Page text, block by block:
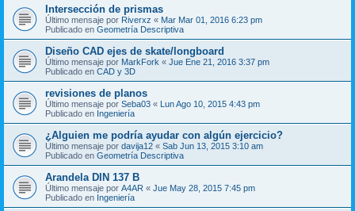
Intersección de prismas
Último mensaje por Riverxz « Mar Mar 01, 2016 6:23 pm
Publicado en Geometría Descriptiva
Diseño CAD ejes de skate/longboard
Último mensaje por MarkFork « Jue Ene 21, 2016 3:37 pm
Publicado en CAD y 3D
revisiones de planos
Último mensaje por Seba03 « Lun Ago 10, 2015 4:43 pm
Publicado en Ingeniería
¿Alguien me podría ayudar con algún ejercicio?
Último mensaje por davija12 « Sab Jun 13, 2015 3:10 am
Publicado en Geometría Descriptiva
Arandela DIN 137 B
Último mensaje por A4AR « Jue May 28, 2015 7:45 pm
Publicado en Ingeniería